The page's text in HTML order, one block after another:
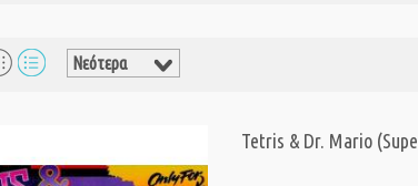
Tetris & Dr. Mario